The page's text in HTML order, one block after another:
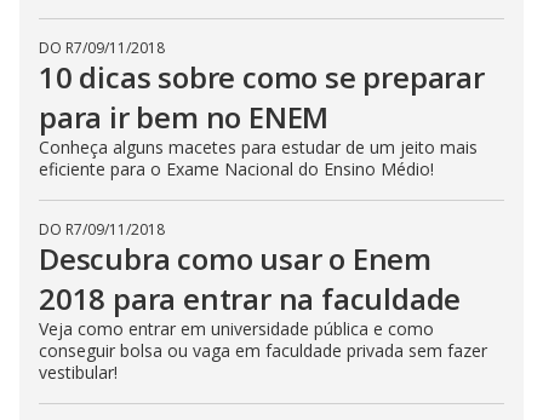
DO R7/09/11/2018
10 dicas sobre como se preparar
para ir bem no ENEM
Conheça alguns macetes para estudar de um jeito mais
eficiente para o Exame Nacional do Ensino Médio!
DO R7/09/11/2018
Descubra como usar o Enem
2018 para entrar na faculdade
Veja como entrar em universidade pública e como
conseguir bolsa ou vaga em faculdade privada sem fazer
vestibular!